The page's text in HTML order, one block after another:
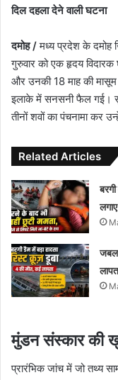
दिल दहला देने वाली घटना
दमोह /मध्य प्रदेश के दमोह
गुरुवार को एक हृदय
और उनकी 18 माह की
इलाके में सनसनी फैल गई।
तीनों शवों का पंचनामा कर
Related Articles
मुंडन संस्कार की
प्रारंभिक जांच में जो तथ्य